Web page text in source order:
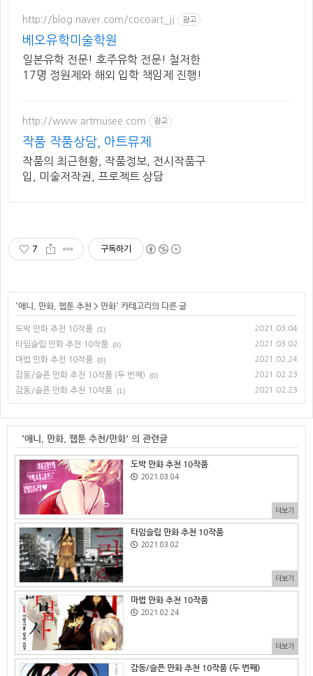
http://blog.naver.com/cocoart_jj 광고
베오유학미술학원
일본유학 전문! 호주유학 전문! 철저한
17명 정원제와 해외 입학 책임제 진행!
http://www.artmusee.com 광고
작품 작품상담, 아트뮤제
작품의 최근현황, 작품정보, 전시작품구
입, 미술저작권, 프로젝트 상담
7 구독하기
'애니, 만화, 웹툰 추천 > 만화' 카테고리의 다른 글
도박 만화 추천 10작품 (1) 2021.03.04
타임슬립 만화 추천 10작품 (0) 2021.03.02
마법 만화 추천 10작품 (0) 2021.02.24
감동/슬픈 만화 추천 10작품 (두 번째) (0) 2021.02.23
감동/슬픈 만화 추천 10작품 (1) 2021.02.23
'애니, 만화, 웹툰 추천/만화' 의 관련글
도박 만화 추천 10작품
2021.03.04
더보기
타임슬립 만화 추천 10작품
2021.03.02
더보기
마법 만화 추천 10작품
2021.02.24
더보기
감동/슬픈 만화 추천 10작품 (두 번째)